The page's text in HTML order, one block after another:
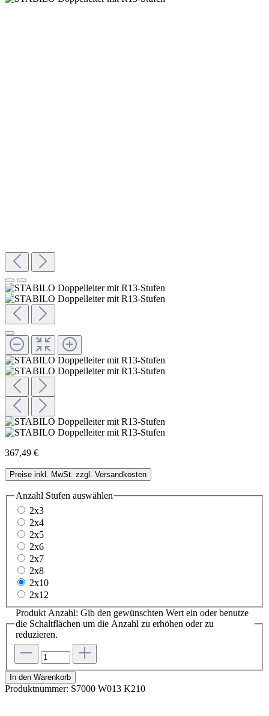
367,49 €
Preise inkl. MwSt. zzgl. Versandkosten
Anzahl Stufen auswählen
2x3
2x4
2x5
2x6
2x7
2x8
2x10
2x12
Produkt Anzahl: Gib den gewünschten Wert ein oder benutze
die Schaltflächen um die Anzahl zu erhöhen oder zu
reduzieren.
In den Warenkorb
Produktnummer: S7000 W013 K210